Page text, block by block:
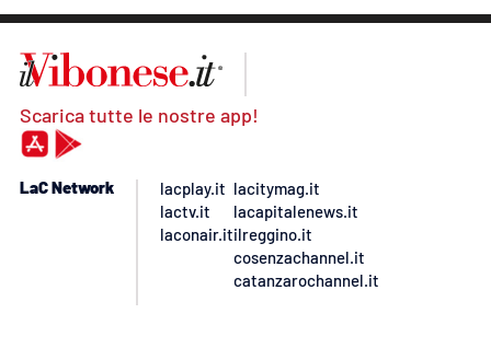
Scarica tutte le nostre app!
LaC Network
lacplay.it
lactv.it
laconair.it
lacitymag.it
lacapitalenews.it
ilreggino.it
cosenzachannel.it
catanzarochannel.it